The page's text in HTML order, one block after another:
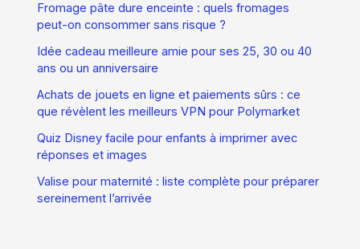
Fromage pâte dure enceinte : quels fromages
peut-on consommer sans risque ?
Idée cadeau meilleure amie pour ses 25, 30 ou 40
ans ou un anniversaire
Achats de jouets en ligne et paiements sûrs : ce
que révèlent les meilleurs VPN pour Polymarket
Quiz Disney facile pour enfants à imprimer avec
réponses et images
Valise pour maternité : liste complète pour préparer
sereinement l’arrivée